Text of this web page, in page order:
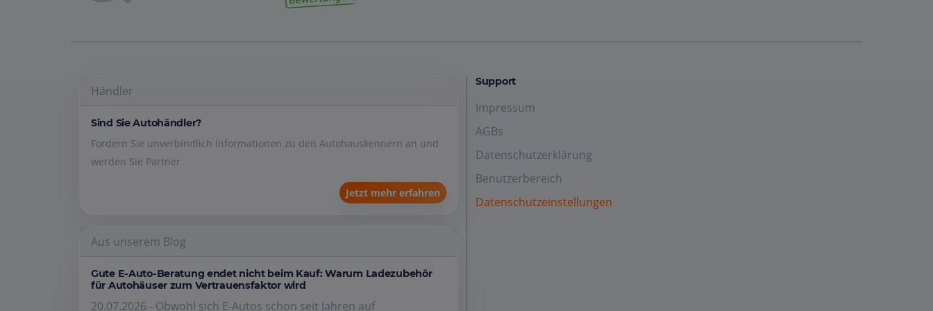
Händler
Sind Sie Autohändler?
Fordern Sie unverbindlich Informationen zu den Autohauskennern an und
werden Sie Partner
Jetzt mehr erfahren
Aus unserem Blog
Gute E-Auto-Beratung endet nicht beim Kauf: Warum Ladezubehör
für Autohäuser zum Vertrauensfaktor wird
20.07.2026 - Obwohl sich E-Autos schon seit Jahren auf
Support
Impressum
AGBs
Datenschutzerklärung
Benutzerbereich
Datenschutzeinstellungen